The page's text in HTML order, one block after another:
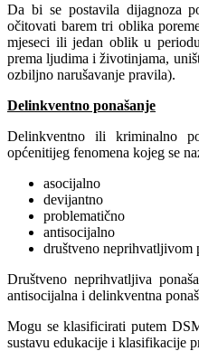
Da bi se postavila dijagnoza
očitovati barem tri oblika
mjeseci ili jedan oblik u
prema ljudima i životinjama,
ozbiljno narušavanje pravila).
Delinkventno ponašanje
Delinkventno ili kriminalno
općenitijeg fenomena kojeg se
asocijalno
devijantno
problematično
antisocijalno
društveno neprihvatljivom
Društveno neprihvatljiva
antisocijalna i delinkventna
Mogu se klasificirati putem
sustavu edukacije i klasifikacije